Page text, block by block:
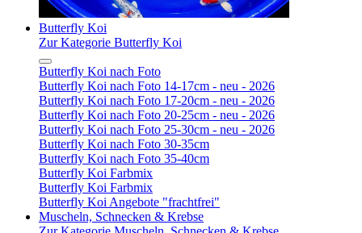
Butterfly Koi
Zur Kategorie Butterfly Koi
Butterfly Koi nach Foto
Butterfly Koi nach Foto 14-17cm - neu - 2026
Butterfly Koi nach Foto 17-20cm - neu - 2026
Butterfly Koi nach Foto 20-25cm - neu - 2026
Butterfly Koi nach Foto 25-30cm - neu - 2026
Butterfly Koi nach Foto 30-35cm
Butterfly Koi nach Foto 35-40cm
Butterfly Koi Farbmix
Butterfly Koi Farbmix
Butterfly Koi Angebote "frachtfrei"
Muscheln, Schnecken & Krebse